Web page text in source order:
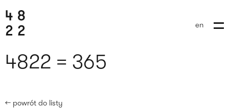
en
4822 = 365
← powrót do listy